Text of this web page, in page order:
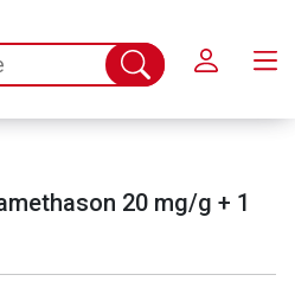
Suche
abschicken
20 mg/g + 1